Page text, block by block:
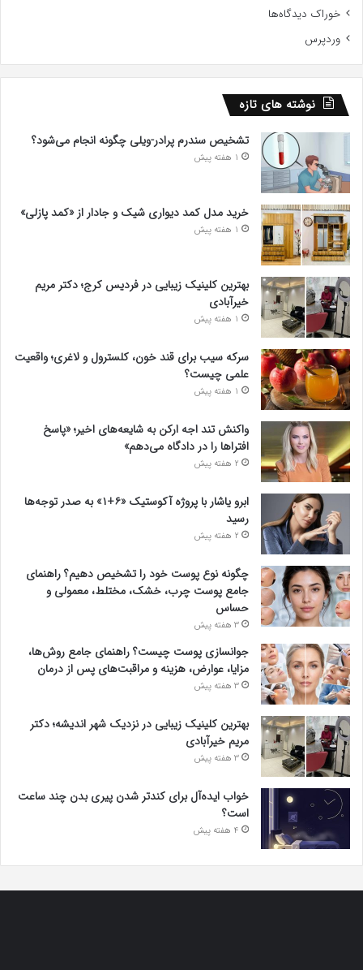
خوراک دیدگاه‌ها
وردپرس
نوشته های تازه
تشخیص سندرم پرادر-ویلی چگونه انجام می‌شود؟
1 هفته پیش
خرید مدل کمد دیواری شیک و جادار از «کمد پازلی»
1 هفته پیش
بهترین کلینیک زیبایی در فردیس کرج؛ دکتر مریم
خیرآبادی
1 هفته پیش
سرکه سیب برای قند خون، کلسترول و لاغری؛ واقعیت
علمی چیست؟
1 هفته پیش
واکنش تند اجه ارکن به شایعه‌های اخیر؛ «پاسخ
افتراها را در دادگاه می‌دهم»
2 هفته پیش
ابرو یاشار با پروژه آکوستیک «۶+۱» به صدر توجه‌ها
رسید
2 هفته پیش
چگونه نوع پوست خود را تشخیص دهیم؟ راهنمای
جامع پوست چرب، خشک، مختلط، معمولی و
حساس
3 هفته پیش
جوانسازی پوست چیست؟ راهنمای جامع روش‌ها،
مزایا، عوارض، هزینه و مراقبت‌های پس از درمان
3 هفته پیش
بهترین کلینیک زیبایی در نزدیک شهر اندیشه؛ دکتر
مریم خیرآبادی
3 هفته پیش
خواب ایده‌آل برای کندتر شدن پیری بدن چند ساعت
است؟
4 هفته پیش